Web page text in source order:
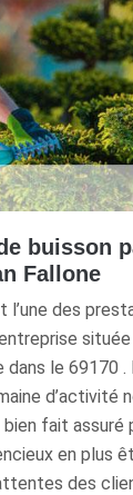
buisson
Fallone
l’une des
dans le 69170 .
d’activité
fait assuré
en plus
des